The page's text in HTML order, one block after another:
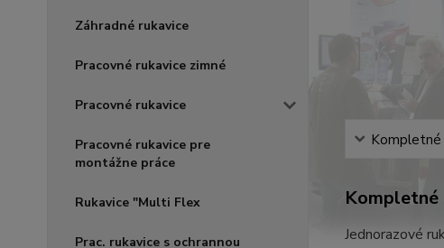
Záhradné rukavice
Pracovné rukavice zimné
Pracovné rukavice
Pracovné rukavice pre
montážne práce
Rukavice "Multi Flex
Prac. rukavice s ochrannou
Kompletné
Kompletné
Jednorazové